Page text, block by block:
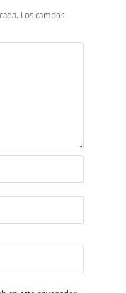
Los campos